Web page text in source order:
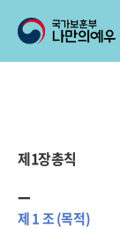
제1장총칙
제 1 조 (목적)